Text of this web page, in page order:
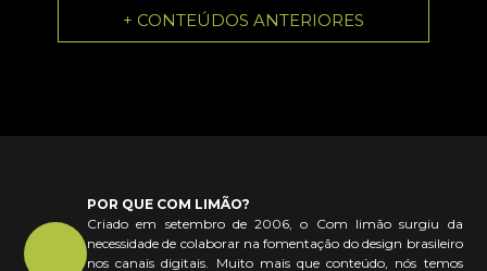
+ CONTEÚDOS ANTERIORES
POR QUE COM LIMÃO?
Criado em setembro de 2006, o Com limão surgiu da
necessidade de colaborar na fomentação do design brasileiro
nos canais digitais. Muito mais que conteúdo, nós temos